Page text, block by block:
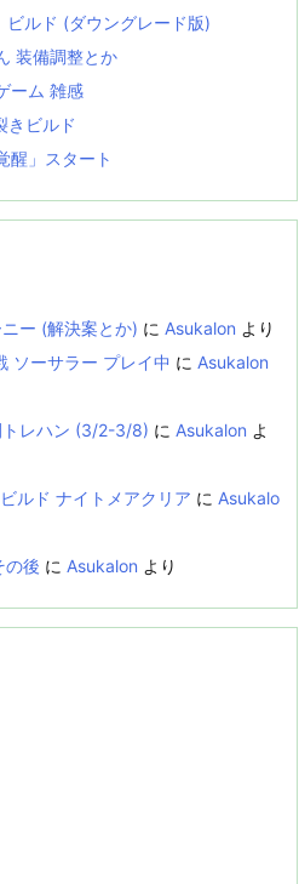
ルド (ダウングレード版)
装備調整とか
ーム 雑感
きビルド
醒」スタート
ー (解決案とか) に Asukalon より
ソーサラー プレイ中 に Asukalon
トレハン (3/2-3/8) に Asukalon よ
ルド ナイトメアクリア に Asukalo
の後 に Asukalon より